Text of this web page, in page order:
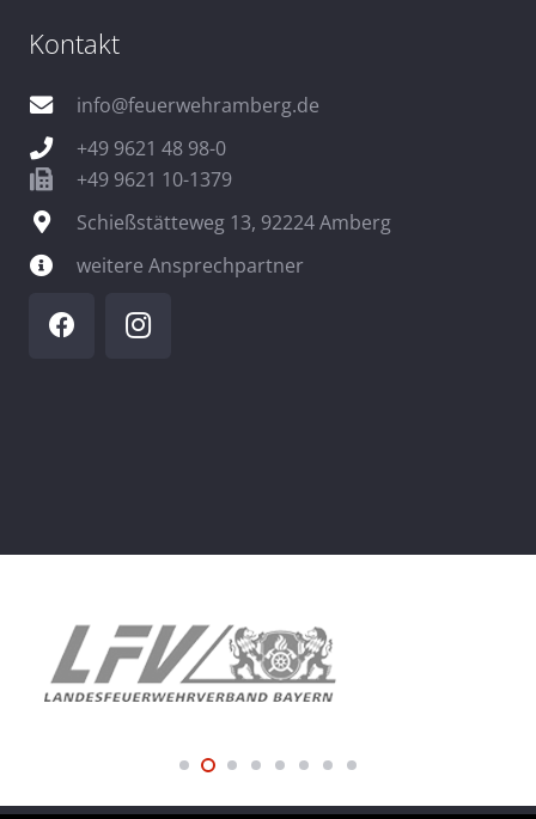
Kontakt
info@feuerwehramberg.de
+49 9621 48 98-0
+49 9621 10-1379
Schießstätteweg 13, 92224 Amberg
weitere Ansprechpartner